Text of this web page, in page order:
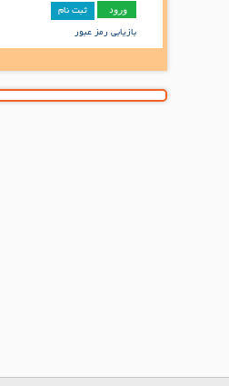
ثبت نام
بازیابی رمز عبور